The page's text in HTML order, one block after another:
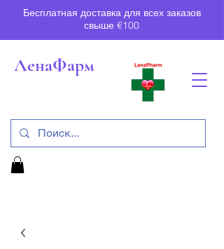
Бесплатная доставка для всех заказов
свыше €100
ЛенаФарм